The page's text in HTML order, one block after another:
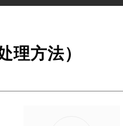
理方法）